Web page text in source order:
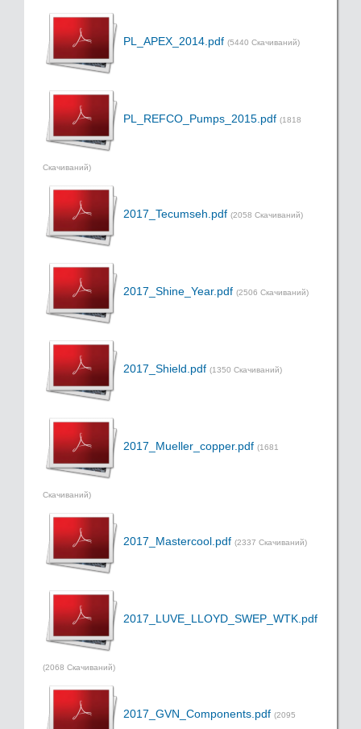
PL_APEX_2014.pdf (5440 Скачиваний)
PL_REFCO_Pumps_2015.pdf (1818
Скачиваний)
2017_Tecumseh.pdf (2058 Скачиваний)
2017_Shine_Year.pdf (2506 Скачиваний)
2017_Shield.pdf (1350 Скачиваний)
2017_Mueller_copper.pdf (1681
Скачиваний)
2017_Mastercool.pdf (2337 Скачиваний)
2017_LUVE_LLOYD_SWEP_WTK.pdf
(2068 Скачиваний)
2017_GVN_Components.pdf (2095